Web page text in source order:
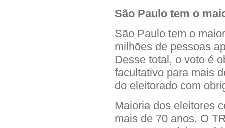
São Paulo tem o
São Paulo tem o
milhões de pessoas
Desse total, o voto é
facultativo para mais
do eleitorado com
Maioria dos eleitores
mais de 70 anos. O